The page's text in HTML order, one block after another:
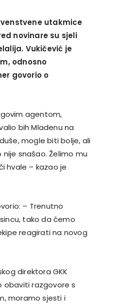
utakmice
novinare su sjeli
Vukičević je
odnosno
govorio o
agentom,
bih Mladenu na
mogle biti bolje, ali
snašao. Želimo mu
hvale – kazao je
– Trenutno
tako da ćemo
reagirati na novog
direktora GKK
obaviti razgovore s
moramo sjesti i